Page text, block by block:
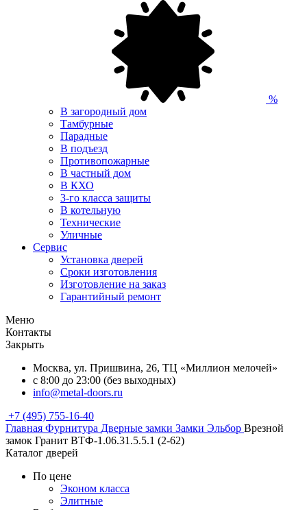
%
В загородный дом
Тамбурные
Парадные
В подъезд
Противопожарные
В частный дом
В КХО
3-го класса защиты
В котельную
Технические
Уличные
Сервис
Установка дверей
Сроки изготовления
Изготовление на заказ
Гарантийный ремонт
Меню
Контакты
Закрыть
Москва, ул. Пришвина, 26, ТЦ «Миллион мелочей»
с 8:00 до 23:00 (без выходных)
info@metal-doors.ru
+7 (495) 755-16-40
Главная Фурнитура Дверные замки Замки Эльбор Врезной
замок Гранит ВТФ-1.06.31.5.5.1 (2-62)
Каталог дверей
По цене
Эконом класса
Элитные